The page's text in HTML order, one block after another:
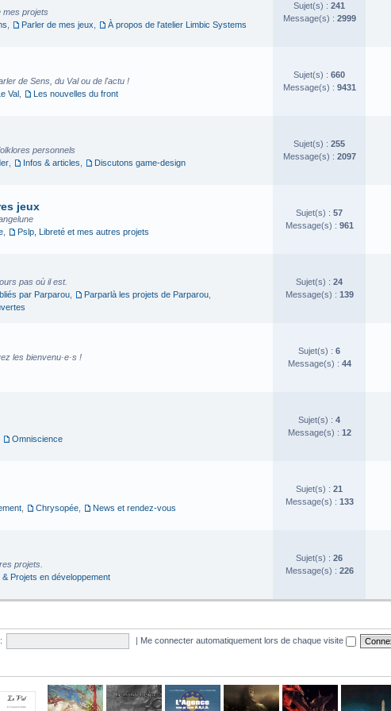
mes projets
Parler de mes jeux À propos de l'atelier Limbic Systems
Sujet(s) : 241
Message(s) : 2999
de Sens, du Val ou de l'actu !
Val Les nouvelles du front
Sujet(s) : 660
Message(s) : 9431
personnels
Infos & articles Discutons game-design
Sujet(s) : 255
Message(s) : 2097
jeux
Pslp, Libreté et mes autres projets
Sujet(s) : 57
Message(s) : 961
pas où il est.
par Parparou Parparlà les projets de Parparou
Sujet(s) : 24
Message(s) : 139
les bienvenu·e·s !
Sujet(s) : 6
Message(s) : 44
Omniscience
Sujet(s) : 4
Message(s) : 12
Chrysopée News et rendez-vous
Sujet(s) : 21
Message(s) : 133
projets.
Projets en développement
Sujet(s) : 26
Message(s) : 226
| Me connecter automatiquement lors de chaque visite